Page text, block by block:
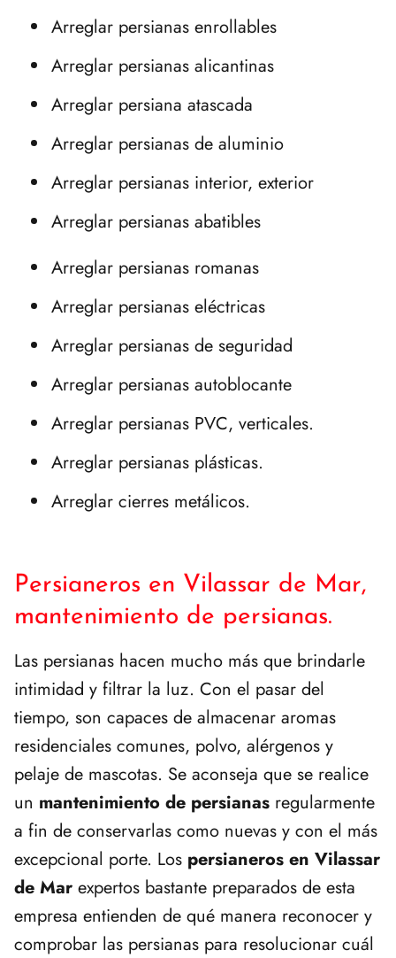
Arreglar persianas enrollables
Arreglar persianas alicantinas
Arreglar persiana atascada
Arreglar persianas de aluminio
Arreglar persianas interior, exterior
Arreglar persianas abatibles
Arreglar persianas romanas
Arreglar persianas eléctricas
Arreglar persianas de seguridad
Arreglar persianas autoblocante
Arreglar persianas PVC, verticales.
Arreglar persianas plásticas.
Arreglar cierres metálicos.
Persianeros en Vilassar de Mar,
mantenimiento de persianas.
Las persianas hacen mucho más que brindarle
intimidad y filtrar la luz. Con el pasar del
tiempo, son capaces de almacenar aromas
residenciales comunes, polvo, alérgenos y
pelaje de mascotas. Se aconseja que se realice
un mantenimiento de persianas regularmente
a fin de conservarlas como nuevas y con el más
excepcional porte. Los persianeros en Vilassar
de Mar expertos bastante preparados de esta
empresa entienden de qué manera reconocer y
comprobar las persianas para resolucionar cuál